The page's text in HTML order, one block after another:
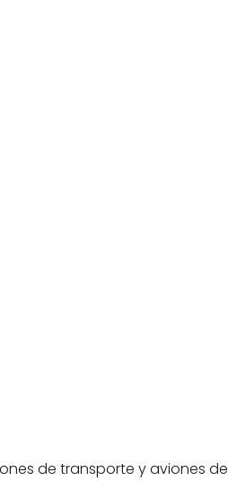
de transporte y aviones de